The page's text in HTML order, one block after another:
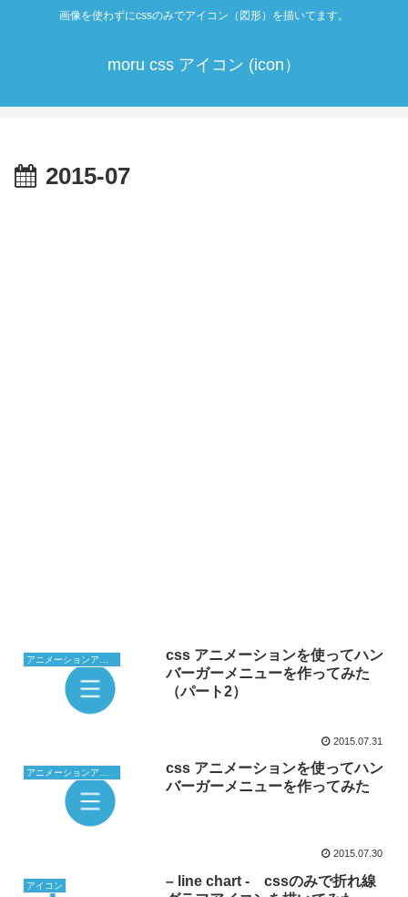
画像を使わずにcssのみでアイコン（図形）を描いてます。
moru css アイコン (icon）
2015-07
アニメーションアイコン
css アニメーションを使ってハン
バーガーメニューを作ってみた
（パート2）
2015.07.31
css アニメーションを使ってハン
バーガーメニューを作ってみた
2015.07.30
アイコン
– line chart - cssのみで折れ線